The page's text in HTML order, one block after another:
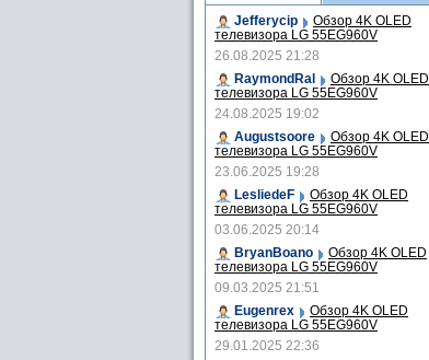
Jefferycip Обзор 4K OLED
телевизора LG 55EG960V
26.08.2025 21:28
RaymondRal
Обзор 4K OLED
телевизора LG 55EG960V
24.08.2025 19:02
Augustsoore
Обзор 4K OLED
телевизора LG 55EG960V
23.06.2025 19:28
LesliedeF
Обзор 4K OLED
телевизора LG 55EG960V
03.06.2025 20:14
BryanBoano
Обзор 4K OLED
телевизора LG 55EG960V
09.03.2025 21:51
Eugenrex
Обзор 4K OLED
телевизора LG 55EG960V
29.01.2025 22:36